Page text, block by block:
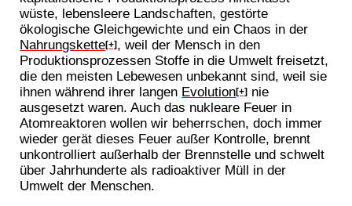
wüste, lebensleere Landschaften, gestörte
ökologische Gleichgewichte und ein Chaos in der
Nahrungskette[+] , weil der Mensch in den
Produktionsprozessen Stoffe in die Umwelt freisetzt,
die den meisten Lebewesen unbekannt sind, weil sie
ihnen während ihrer langen Evolution[+] nie
ausgesetzt waren. Auch das nukleare Feuer in
Atomreaktoren wollen wir beherrschen, doch immer
wieder gerät dieses Feuer außer Kontrolle, brennt
unkontrolliert außerhalb der Brennstelle und schwelt
über Jahrhunderte als radioaktiver Müll in der
Umwelt der Menschen.